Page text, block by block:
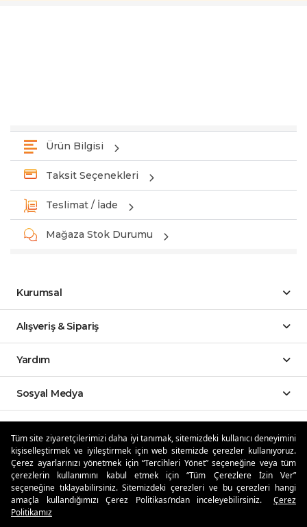
Tüm site ziyaretçilerimizi daha iyi tanımak, sitemizdeki kullanıcı deneyimini
kişiselleştirmek ve iyileştirmek için web sitemizde çerezler kullanıyoruz.
Çerez ayarlarınızı yönetmek için “Tercihleri Yönet” seçeneğine veya tüm
çerezlerin kullanımını kabul etmek için “Tüm Çerezlere İzin Ver”
seçeneğine tıklayabilirsiniz. Sitemizdeki çerezleri ve bu çerezleri hangi
amaçla kullandığımızı Çerez Politikası’ndan inceleyebilirsiniz.
Çerez
Politikamız
Ürün Bilgisi
Taksit Seçenekleri
Teslimat / İade
Mağaza Stok Durumu
Kurumsal
Alışveriş & Sipariş
Yardım
Sosyal Medya
Özdilekteyim'de Taksit Avantajları
Güvenli Alışveriş